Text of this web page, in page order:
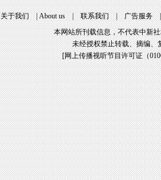
关于我们|About us|联系我们|广告服务
本网站所刊载信息，不代表中新
未经授权禁止转载、摘编、
[网上传播视听节目许可证（